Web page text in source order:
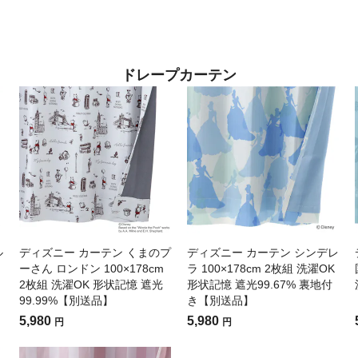
ドレープカーテン
ディズニー カーテン くまのプ
ーさん ロンドン 100×178cm
2枚組 洗濯OK 形状記憶 遮光
99.99%【別送品】
5,980 円
ディズニー カーテン シンデレ
ラ 100×178cm 2枚組 洗濯OK
形状記憶 遮光99.67% 裏地付
き【別送品】
5,980 円